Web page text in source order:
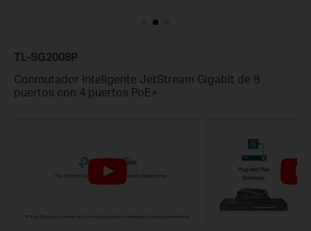
TL-SG2008P
Conmutador inteligente JetStream Gigabit de 8
puertos con 4 puertos PoE+